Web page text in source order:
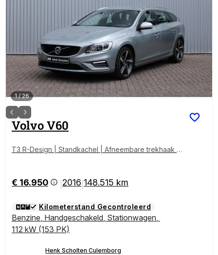
1/26
VolvoV60
T3 R-Design | Standkachel | Afneembare trekhaak |
€ 16.950 2016 148.515 km
Kilometerstand Gecontroleerd
Benzine, Handgeschakeld, Stationwagen,
112 kW (153 PK)
Henk Scholten Culemborg